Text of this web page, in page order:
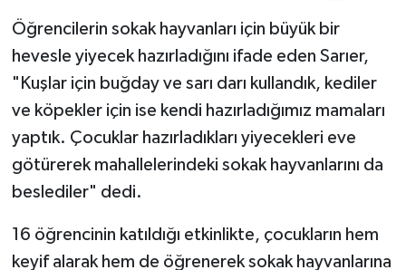
Öğrencilerin sokak hayvanları için büyük bir
hevesle yiyecek hazırladığını ifade eden Sarıer,
"Kuşlar için buğday ve sarı darı kullandık, kediler
ve köpekler için ise kendi hazırladığımız mamaları
yaptık. Çocuklar hazırladıkları yiyecekleri eve
götürerek mahallelerindeki sokak hayvanlarını da
beslediler" dedi.
16 öğrencinin katıldığı etkinlikte, çocukların hem
keyif alarak hem de öğrenerek sokak hayvanlarına